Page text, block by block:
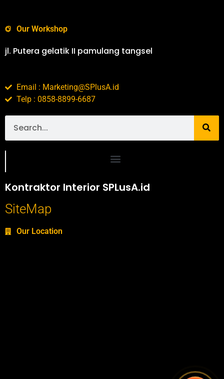
Our Workshop
jl. Putera gelatik II pamulang tangsel
Email : Marketing@SPlusA.id
Telp : 0858-8899-6687
Kontraktor Interior SPLusA.id
SiteMap
Our Location